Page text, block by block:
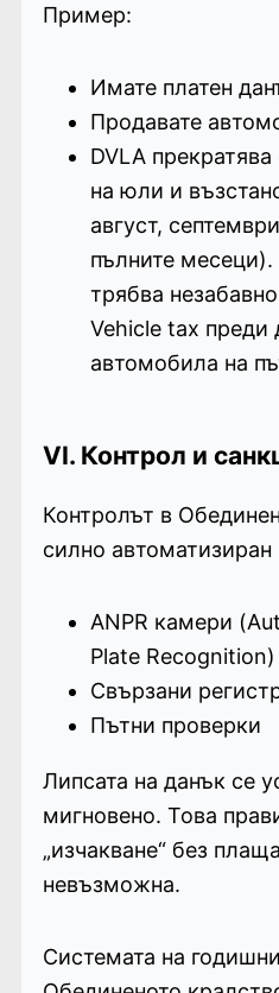
Пример:
Имате платен
Продавате
DVLA
на юли и
август,
пълните
трябва
Vehicle tax преди
автомобила на
VI. Контрол и
Контролът в
силно автоматизиран
ANPR камери
Plate Recognition)
Свързани
Пътни проверки
Липсата на данък се
мигновено. Това
„изчакване“ без
невъзможна.
Системата на